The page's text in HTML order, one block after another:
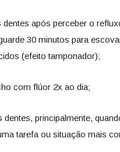
após perceber o
30 minutos para
(efeito tamponador);
com flúor 2x ao dia;
dentes, principalmente,
tarefa ou situação mais